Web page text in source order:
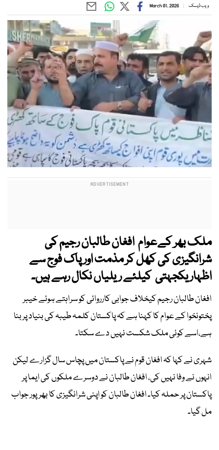
ویب ڈیسک March 01, 2026
ملک بھر کےعوام افغان طالبان رجیم کی
شرانگیزی کی کھل کر مذمت اور پاک فوج سے
اظہار یکجہتی کیلئے ریلیاں نکال رہے ہیں۔
افغان طالبان رجیم کیخلاف جوابی کارروائی کو سراہتے ہوئے خیبر
پختونخوا کے عوام کا کہنا ہے کہ پاکستان کلمہ طیبہ کی بنیاد پر بنا
ہے،اسے کوئی ملک شکست نہیں دے سکتا۔
شہری نے کہا کہ افغان قوم نے پاکستان میں پچاس سال گزارے لیکن
انہوں نے وفا نہیں کی، افغان طالبان نے دوسرے ملکوں کی ایما پر
پاکستان پر حملہ کیا۔ افغان طالبان کو اپنی شرانگیزی کا بھرپور جواب
مل گیا۔